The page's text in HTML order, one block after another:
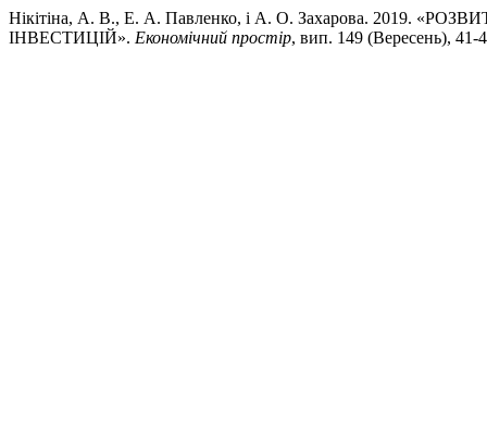
Нікітіна, А. В., Е. А. Павленко, і А. О. Захарова. 2019.
ІНВЕСТИЦІЙ». Економічний простір, вип. 149 (Вересень), 41-